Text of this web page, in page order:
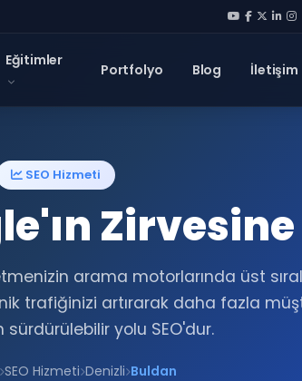
Eğitimler
Portfolyo Blog İletişim
SEO Hizmeti
Zirvesine
arama motorlarında üst
trafiğinizi artırarak daha fazla
sürdürülebilir yolu SEO'dur.
SEO Hizmeti Denizli Buldan